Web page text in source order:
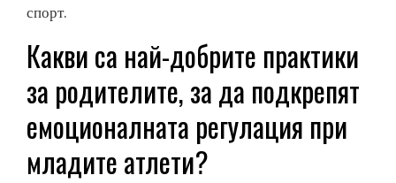
спорт.
Какви са най-добрите практики
за родителите, за да подкрепят
емоционалната регулация при
младите атлети?